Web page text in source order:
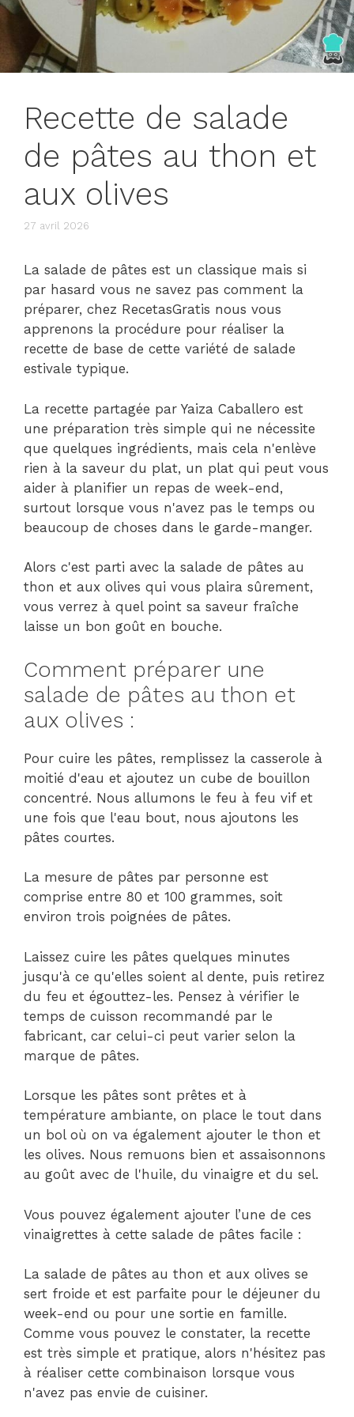
Recette de salade
de pâtes au thon et
aux olives
27 avril 2026
La salade de pâtes est un classique mais si
par hasard vous ne savez pas comment la
préparer, chez RecetasGratis nous vous
apprenons la procédure pour réaliser la
recette de base de cette variété de salade
estivale typique.
La recette partagée par Yaiza Caballero est
une préparation très simple qui ne nécessite
que quelques ingrédients, mais cela n'enlève
rien à la saveur du plat, un plat qui peut vous
aider à planifier un repas de week-end,
surtout lorsque vous n'avez pas le temps ou
beaucoup de choses dans le garde-manger.
Alors c'est parti avec la salade de pâtes au
thon et aux olives qui vous plaira sûrement,
vous verrez à quel point sa saveur fraîche
laisse un bon goût en bouche.
Comment préparer une
salade de pâtes au thon et
aux olives :
Pour cuire les pâtes, remplissez la casserole à
moitié d'eau et ajoutez un cube de bouillon
concentré. Nous allumons le feu à feu vif et
une fois que l'eau bout, nous ajoutons les
pâtes courtes.
La mesure de pâtes par personne est
comprise entre 80 et 100 grammes, soit
environ trois poignées de pâtes.
Laissez cuire les pâtes quelques minutes
jusqu'à ce qu'elles soient al dente, puis retirez
du feu et égouttez-les. Pensez à vérifier le
temps de cuisson recommandé par le
fabricant, car celui-ci peut varier selon la
marque de pâtes.
Lorsque les pâtes sont prêtes et à
température ambiante, on place le tout dans
un bol où on va également ajouter le thon et
les olives. Nous remuons bien et assaisonnons
au goût avec de l'huile, du vinaigre et du sel.
Vous pouvez également ajouter l’une de ces
vinaigrettes à cette salade de pâtes facile :
La salade de pâtes au thon et aux olives se
sert froide et est parfaite pour le déjeuner du
week-end ou pour une sortie en famille.
Comme vous pouvez le constater, la recette
est très simple et pratique, alors n'hésitez pas
à réaliser cette combinaison lorsque vous
n'avez pas envie de cuisiner.